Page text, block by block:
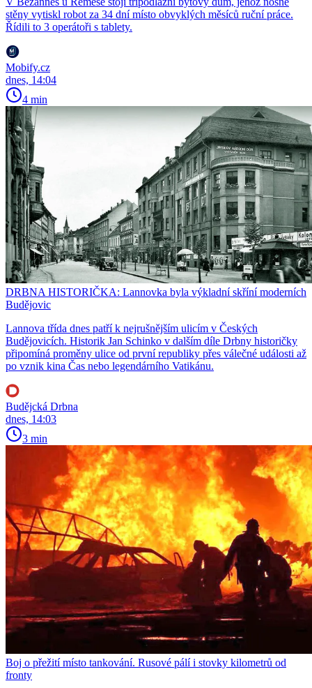
stěny vytiskl robot za 34 dní místo obvyklých měsíců ruční práce.
Řídili to 3 operátoři s tablety.
Mobify.cz
dnes, 14:04
4 min
DRBNA HISTORIČKA: Lannovka byla výkladní skříní moderních
Budějovic
Lannova třída dnes patří k nejrušnějším ulicím v Českých
Budějovicích. Historik Jan Schinko v dalším díle Drbny historičky
připomíná proměny ulice od první republiky přes válečné události až
po vznik kina Čas nebo legendárního Vatikánu.
Budějcká Drbna
dnes, 14:03
3 min
Boj o přežití místo tankování. Rusové pálí i stovky kilometrů od
fronty